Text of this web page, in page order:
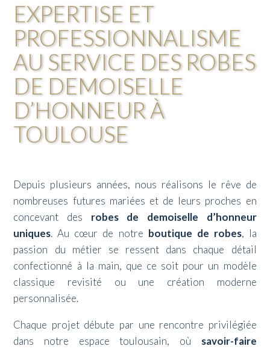
EXPERTISE ET
PROFESSIONNALISME
AU SERVICE DES ROBES
DE DEMOISELLE
D’HONNEUR À
TOULOUSE
Depuis plusieurs années, nous réalisons le rêve de
nombreuses futures mariées et de leurs proches en
concevant des robes de demoiselle d’honneur
uniques. Au cœur de notre boutique de robes, la
passion du métier se ressent dans chaque détail
confectionné à la main, que ce soit pour un modèle
classique revisité ou une création moderne
personnalisée.
Chaque projet débute par une rencontre privilégiée
dans notre espace toulousain, où savoir-faire